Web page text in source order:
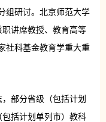
组研讨。北京师范大学
讲席教授、教育高等
社科基金教育学重大重
部分省级（包括计划
括计划单列市）教科